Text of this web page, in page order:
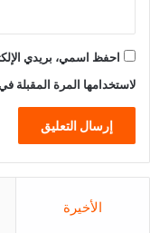
احفظ اسمي، بريدي
لاستخدامها المرة المقبلة
الأخيرة